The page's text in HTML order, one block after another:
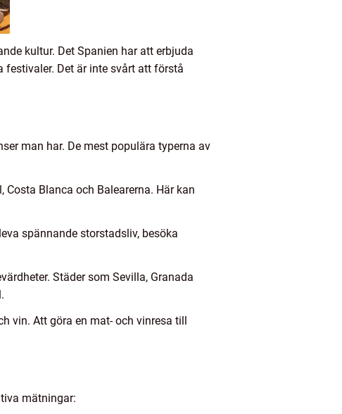
kultur. Det Spanien har att erbjuda
Det är inte svårt att förstå
man har. De mest populära typerna av
Costa Blanca och Balearerna. Här kan
spännande storstadsliv, besöka
Städer som Sevilla, Granada
vin. Att göra en mat- och vinresa till
mätningar: